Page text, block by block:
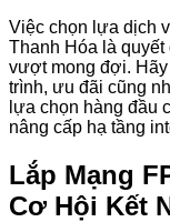
Việc chọn lựa dịch
Thanh Hóa là
vượt mong đợi. Hãy
trình, ưu đãi cũng
lựa chọn hàng đầu
nâng cấp hạ tầng
Lắp Mạng
Cơ Hội Kết